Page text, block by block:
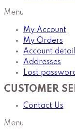
Menu
My Account
My Orders
Account
Addresses
Lost
CUSTOMER
Contact Us
Menu